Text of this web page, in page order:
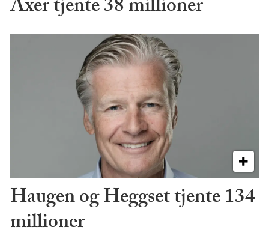
Axer tjente 38 millioner
Haugen og Heggset tjente 134
millioner